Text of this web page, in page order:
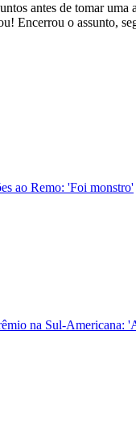
antes de tomar
Encerrou o assunto,
ao Remo: 'Foi monstro'
na Sul-Americana: